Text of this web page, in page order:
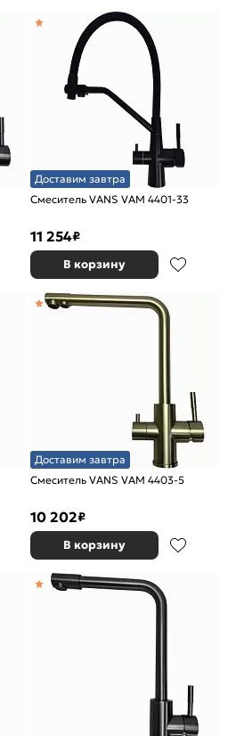
Доставим завтра
Смеситель VANS VAM 4401-33
11 254₽
В корзину
Доставим завтра
Смеситель VANS VAM 4403-5
10 202₽
В корзину